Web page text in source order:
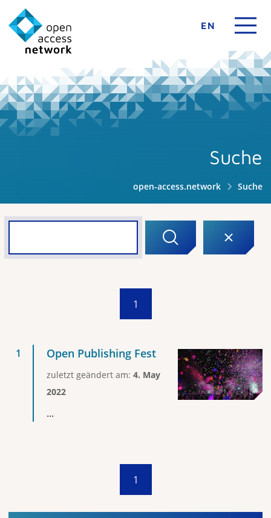
EN
Suche
open-access.network Suche
1
Open Publishing Fest
zuletzt geändert am: 4. May
2022
...
1